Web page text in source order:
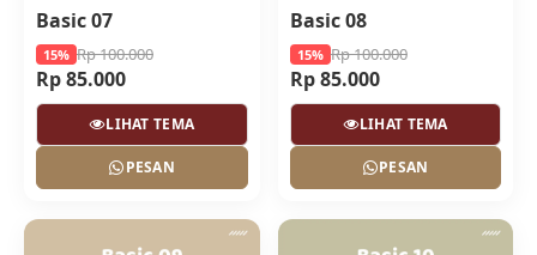
Basic 07
15% Rp 100.000
Rp 85.000
LIHAT TEMA
PESAN
Basic 08
15% Rp 100.000
Rp 85.000
LIHAT TEMA
PESAN